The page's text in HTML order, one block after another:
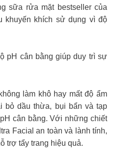
sữa rửa mặt bestseller của
khuyến khích sử dụng vì độ
pH cân bằng giúp duy trì sự
làm khô hay mất độ ẩm
bỏ dầu thừa, bụi bẩn và tạp
cân bằng. Với những chiết
Facial an toàn và lành tính,
trợ tẩy trang hiệu quả.